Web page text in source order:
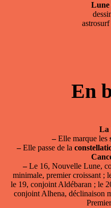
Lune
En
La
–Elle marque les
–Elle passe de la
–Le 16, Nouvelle Lune,
minimale, premier croissant ;
le 19, conjoint Aldébaran ; le
conjoint Alhena, déclinaison